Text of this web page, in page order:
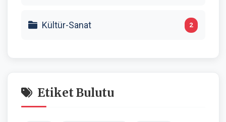
Kültür-Sanat 2
Etiket Bulutu